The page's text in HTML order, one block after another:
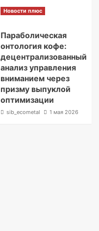
Новости плюс
Параболическая
онтология кофе:
децентрализованный
анализ управления
вниманием через
призму выпуклой
оптимизации
sib_ecometal 1 мая 2026